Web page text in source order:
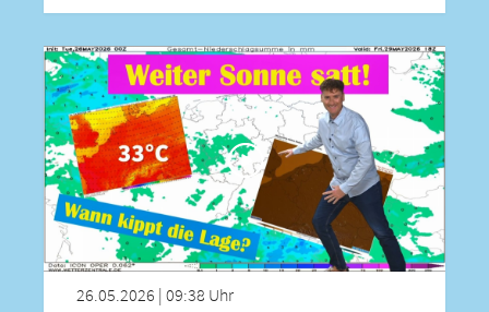
26.05.2026 | 09:38 Uhr